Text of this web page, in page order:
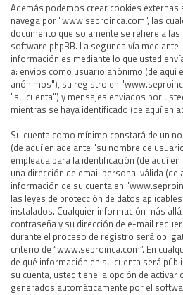
Además podemos crear cookies
navega por "www.seproinca.com", las
documento que solamente se refiere a
software phpBB. La segunda vía
información es mediante lo que usted
a: envíos como usuario anónimo (de aquí
anónimos"), su registro en
"su cuenta") y mensajes enviados por
mientras se haya identificado (de aquí en
Su cuenta como mínimo constará de un
(de aquí en adelante "su nombre de
empleada para la identificación (de aquí
una dirección de email personal válida (de
información de su cuenta en
las leyes de protección de datos
instalados. Cualquier información más
contraseña y su dirección de e-mail
durante el proceso de registro será
criterio de “www.seproinca.com”. En
de qué información en su cuenta será
su cuenta, usted tiene la opción de
generados automáticamente por el